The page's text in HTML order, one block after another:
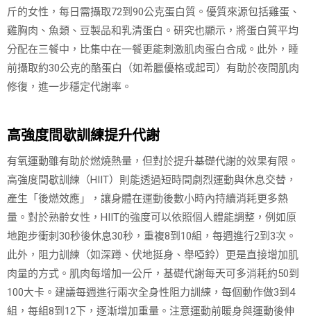
斤的女性，每日需攝取72到90公克蛋白質。優質來源包括雞蛋、
雞胸肉、魚類、豆製品和乳清蛋白。研究也顯示，將蛋白質平均
分配在三餐中，比集中在一餐更能刺激肌肉蛋白合成。此外，睡
前攝取約30公克的酪蛋白（如希臘優格或起司）有助於夜間肌肉
修復，進一步穩定代謝率。
高強度間歇訓練提升代謝
有氧運動雖有助於燃燒熱量，但對於提升基礎代謝的效果有限。
高強度間歇訓練（HIIT）則能透過短時間劇烈運動與休息交替，
產生「後燃效應」，讓身體在運動後數小時內持續消耗更多熱
量。對於熟齡女性，HIIT的強度可以依照個人體能調整，例如原
地跑步衝刺30秒後休息30秒，重複8到10組，每週進行2到3次。
此外，阻力訓練（如深蹲、伏地挺身、舉啞鈴）更是直接增加肌
肉量的方式。肌肉每增加一公斤，基礎代謝每天可多消耗約50到
100大卡。建議每週進行兩次全身性阻力訓練，每個動作做3到4
組，每組8到12下，逐漸增加重量。注意運動前暖身與運動後伸